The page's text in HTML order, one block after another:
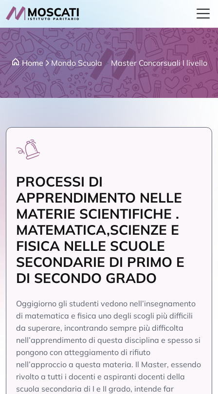
Home Mondo Scuola > Master Concorsuali I livello
PROCESSI DI
APPRENDIMENTO NELLE
MATERIE SCIENTIFICHE .
MATEMATICA,SCIENZE E
FISICA NELLE SCUOLE
SECONDARIE DI PRIMO E
DI SECONDO GRADO
Oggigiorno gli studenti vedono nell’insegnamento
di matematica e fisica uno degli scogli più difficili
da superare, incontrando sempre più difficolta
nell’apprendimento di questa disciplina e spesso si
pongono con atteggiamento di rifiuto
nell’approccio a questa materia. Il Master, essendo
rivolto a tutti i docenti e aspiranti docenti della
scuola secondaria di I e II grado, intende far